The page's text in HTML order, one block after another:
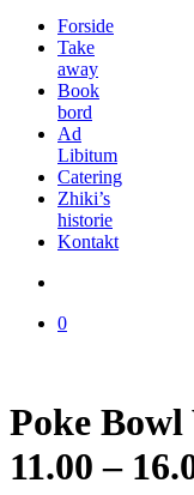
Forside
Take
away
Book
bord
Ad
Libitum
Catering
Zhiki’s
historie
Kontakt
0
Poke
11.00 –